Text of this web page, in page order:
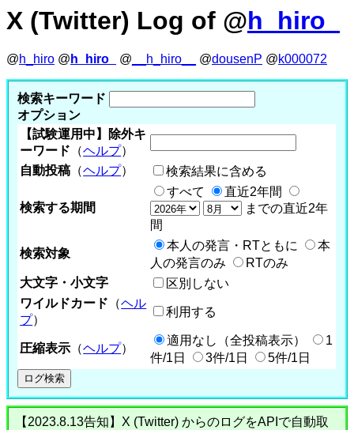
X (Twitter) Log of @h_hiro_
@h_hiro @ h_hiro_ @ __h_hiro__ @dousenP @k000072
検索キーワード
オプション
【試験運用中】除外キ
ーワード （ヘルプ）
自動投稿 （ヘルプ） 検索結果に含める
検索する期間
すべて
直近2年間
までの直近2年
間
検索対象
本人の発言・RTともに
本
人の発言のみ
RTのみ
大文字・小文字
区別しない
ワイルドカード （ヘル
プ）
利用する
圧縮表示 （ヘルプ）
適用なし（全投稿表示）
1
件/1日
3件/1日 5件/1日
【2023.8.13告知】X (Twitter) からのログをAPIで自動取